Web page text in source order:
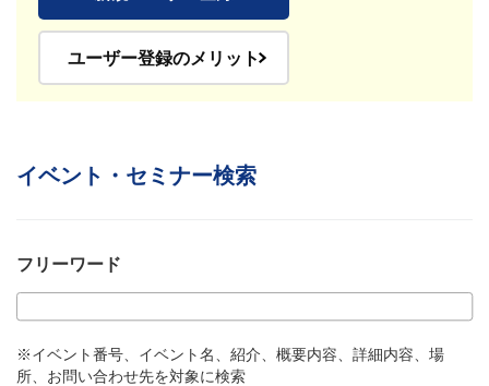
ユーザー登録のメリット
イベント・セミナー検索
フリーワード
※イベント番号、イベント名、紹介、概要内容、詳細内容、場
所、お問い合わせ先を対象に検索